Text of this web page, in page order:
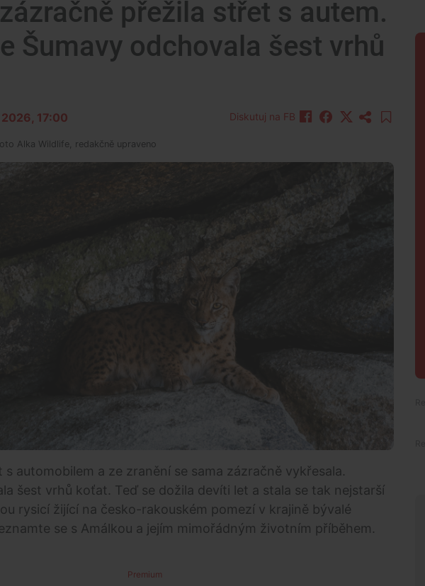
přežila střet s autem.
Šumavy odchovala šest vrhů
17:00 Diskutuj na FB
Alka Wildlife, redakčně upraveno
automobilem a ze zranění se sama zázračně vykřesala.
šest vrhů koťat. Teď se dožila devíti let a stala se tak nejstarší
rysicí žijící na česko-rakouském pomezí v krajině bývalé
se s Amálkou a jejím mimořádným životním příběhem.
Premium